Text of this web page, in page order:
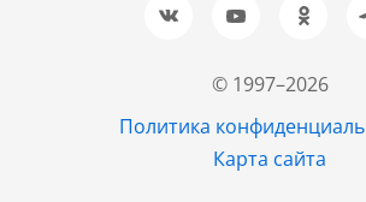
© 1997–2026
Политика
Карта сайта
Новосибирск
+7 (843) 202-37-37